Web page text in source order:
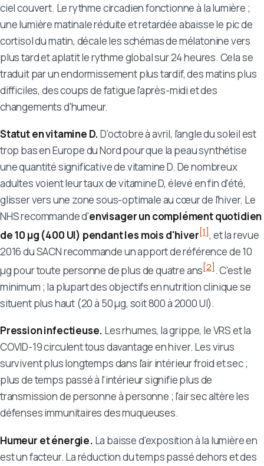
ciel couvert. Le rythme circadien fonctionne à la lumière ;
une lumière matinale réduite et retardée abaisse le pic de
cortisol du matin, décale les schémas de mélatonine vers
plus tard et aplatit le rythme global sur 24 heures. Cela se
traduit par un endormissement plus tardif, des matins plus
difficiles, des coups de fatigue l'après-midi et des
changements d'humeur.
Statut en vitamine D.D'octobre à avril, l'angle du soleil est
trop bas en Europe du Nord pour que la peau synthétise
une quantité significative de vitamine D. De nombreux
adultes voient leur taux de vitamine D, élevé en fin d'été,
glisser vers une zone sous-optimale au cœur de l'hiver. Le
NHS recommande d'envisager un complément quotidien
de 10 µg (400 UI) pendant les mois d'hiver [1] , et la revue
2016 du SACN recommande un apport de référence de 10
µg pour toute personne de plus de quatre ans[2]. C'est le
minimum ; la plupart des objectifs en nutrition clinique se
situent plus haut (20 à 50 µg, soit 800 à 2000 UI).
Pression infectieuse. Les rhumes, la grippe, le VRS et la
COVID-19 circulent tous davantage en hiver. Les virus
survivent plus longtemps dans l'air intérieur froid et sec ;
plus de temps passé à l'intérieur signifie plus de
transmission de personne à personne ; l'air sec altère les
défenses immunitaires des muqueuses.
Humeur et énergie. La baisse d'exposition à la lumière en
est un facteur. La réduction du temps passé dehors et des